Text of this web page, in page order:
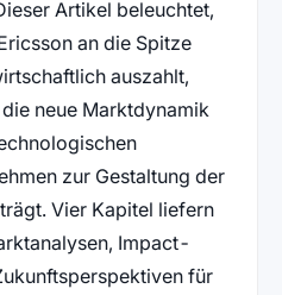
Artikel beleuchtet,
an die Spitze
auszahlt,
neue Marktdynamik
zur Gestaltung der
Vier Kapitel liefern
Impact-
für